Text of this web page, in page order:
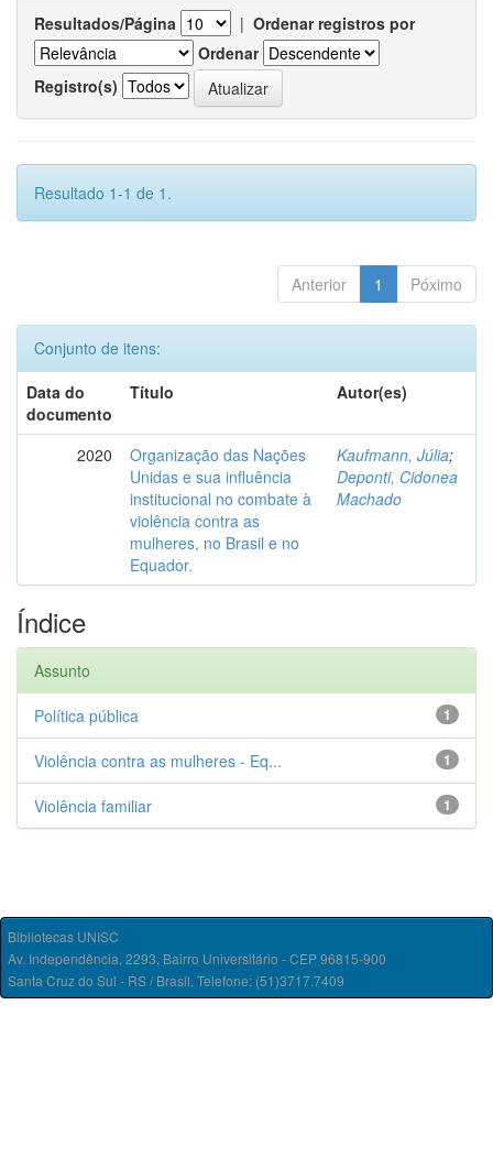
Resultados/Página | Ordenar registros por
Ordenar
Registro(s)
Resultado 1-1 de 1.
Anterior 1 Póximo
Conjunto de itens:
Data do
documento
Título Autor(es)
2020
Organização das Nações
Unidas e sua influência
institucional no combate à
violência contra as
mulheres, no Brasil e no
Equador.
Kaufmann, Júlia;
Deponti, Cidonea
Machado
Índice
Assunto
1
Política pública
1
Violência contra as mulheres - Eq...
1
Violência familiar
Bibliotecas UNISC
Av. Independência, 2293, Bairro Universitário - CEP 96815-900
Santa Cruz do Sul - RS / Brasil. Telefone: (51)3717.7409